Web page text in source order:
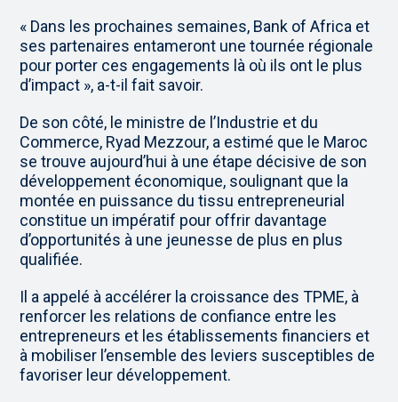
« Dans les prochaines semaines, Bank of Africa et
ses partenaires entameront une tournée régionale
pour porter ces engagements là où ils ont le plus
d’impact », a-t-il fait savoir.
De son côté, le ministre de l’Industrie et du
Commerce, Ryad Mezzour, a estimé que le Maroc
se trouve aujourd’hui à une étape décisive de son
développement économique, soulignant que la
montée en puissance du tissu entrepreneurial
constitue un impératif pour offrir davantage
d’opportunités à une jeunesse de plus en plus
qualifiée.
Il a appelé à accélérer la croissance des TPME, à
renforcer les relations de confiance entre les
entrepreneurs et les établissements financiers et
à mobiliser l’ensemble des leviers susceptibles de
favoriser leur développement.